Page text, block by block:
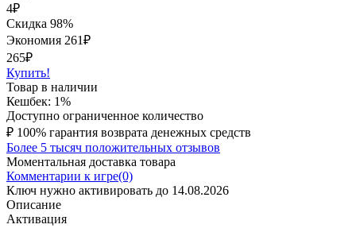
4₽
Скидка 98%
Экономия 261₽
265₽
Купить!
Товар в наличии
Кешбек: 1%
Доступно ограниченное количество
₽ 100% гарантия возврата денежных средств
Более 5 тысяч положительных отзывов
Моментальная доставка товара
Комментарии к игре(0)
Ключ нужно активировать до 14.08.2026
Описание
Активация